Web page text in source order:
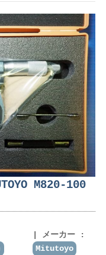
M820-100
メーカー :
Mitutoyo